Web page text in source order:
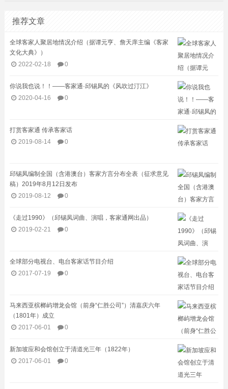
推荐文章
全球客家人聚居地情况介绍（据谭元亨、詹天庠主编《客家
文化大典》）
2022-02-18
0
你说我也说！！——客家通·邱锡凤的《风吹过汀江》
2020-04-16
0
打赏客家通 传承客家话
2019-08-14
0
邱锡凤编制全国（含港澳台）客家方言分布全表（征求意见
稿）2019年8月12日发布
2019-08-12
0
《走过1990》（邱锡凤词曲、演唱，客家通网出品）
2019-02-21
0
全球部分电视台、电台客家话节目介绍​
2017-07-19
0
马来西亚槟榔屿增龙会馆（前身“仁胜公司”）清嘉庆六年
（1801年）成立
2017-06-01
0
新加坡应和会馆创立于清道光三年（1822年）
2017-06-01
0